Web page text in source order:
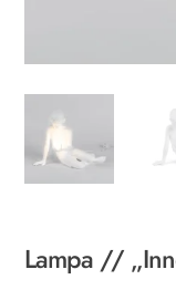
Lampa //